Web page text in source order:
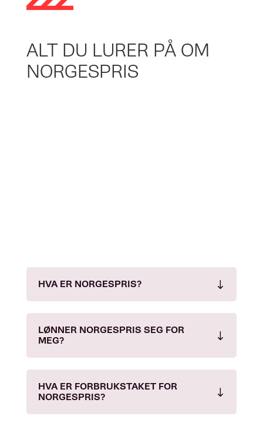
ALT DU LURER PÅ OM
NORGESPRIS
HVA ER NORGESPRIS?
LØNNER NORGESPRIS SEG FOR
MEG?
HVA ER FORBRUKSTAKET FOR
NORGESPRIS?